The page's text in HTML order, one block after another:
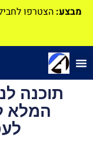
מבצע: הצטרפו
תוכנה
המלא